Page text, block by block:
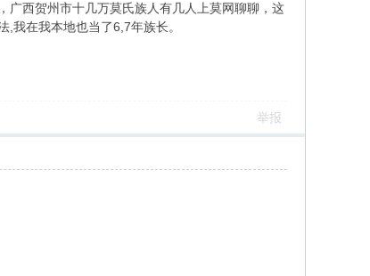
广西贺州市十几万莫氏族人有几人上莫网聊聊，这
我在我本地也当了6,7年族长。
举报